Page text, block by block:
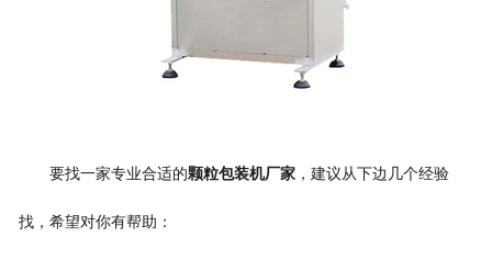
要找一家专业合适的颗粒包装机厂家，建议从下边几个经验
找，希望对你有帮助：